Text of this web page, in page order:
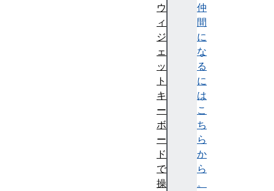
仲
間
に
な
る
に
は
こ
ち
ら
か
ら
。
ウ
ィ
ジ
ェ
ッ
ト
キ
ー
ボ
ー
ド
で
操